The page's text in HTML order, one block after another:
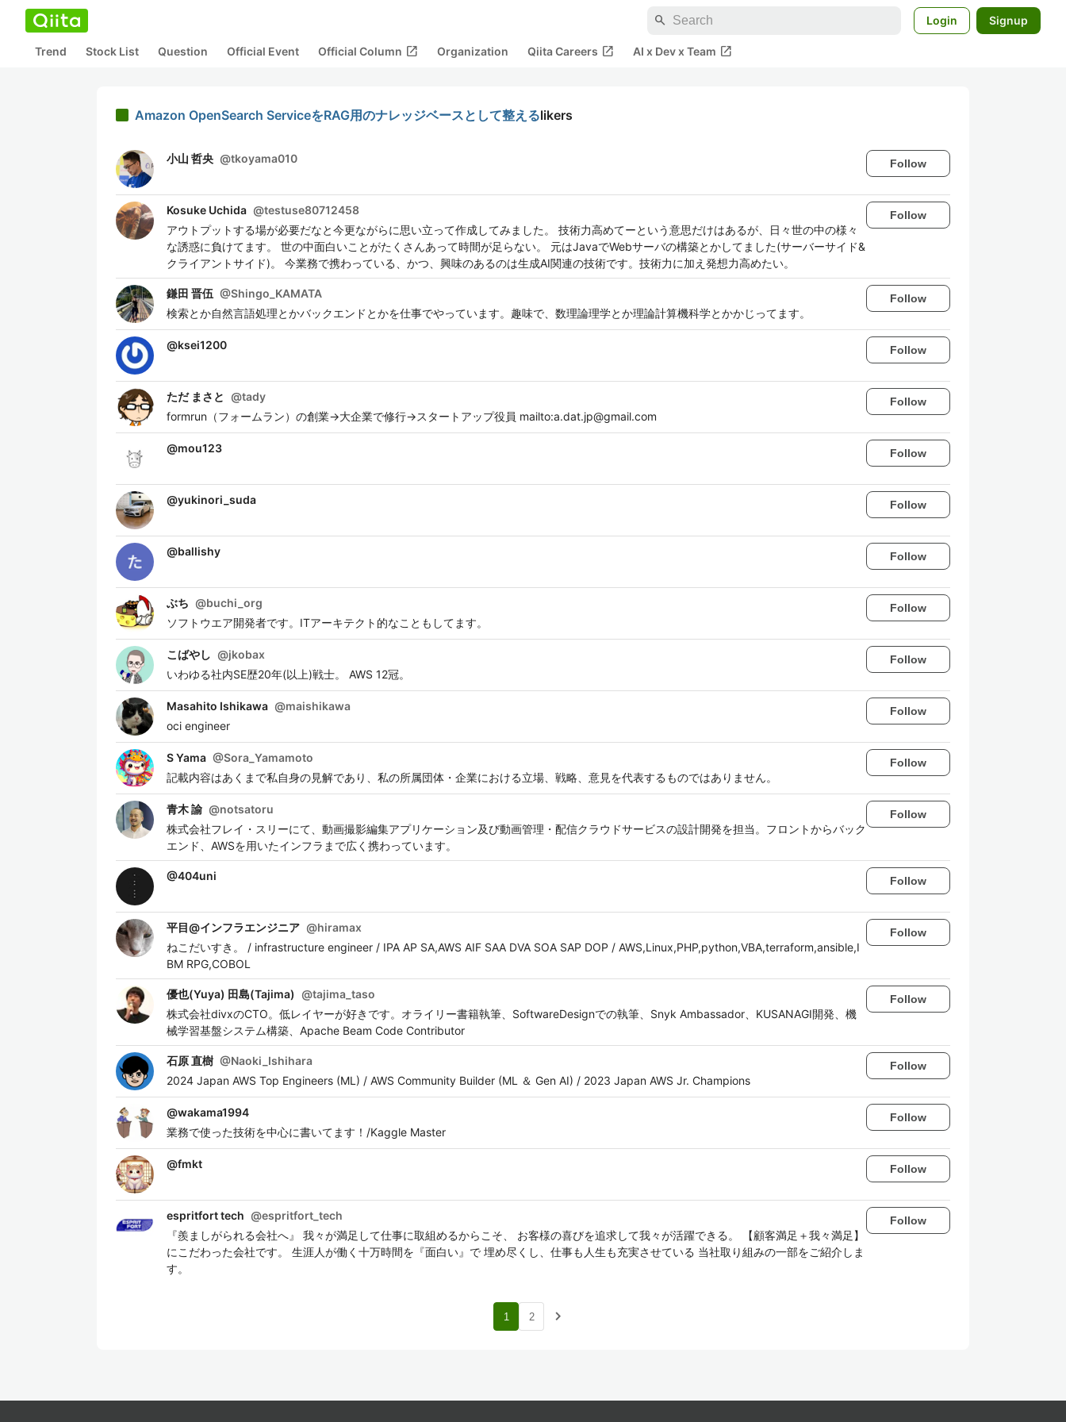
search Login Signup
Trend Stock List Question Official Event Official Column open_in_new Organization Qiita Careers open_in_new AI x Dev x Team open_in_new
Amazon OpenSearch ServiceをRAG用のナレッジベースとして整えるlikers
小山 哲央 @tkoyama010 Follow
Kosuke Uchida @testuse80712458
アウトプットする場が必要だなと今更ながらに思い立って作成してみました。 技術力高めてーという意思だけはあるが、日々世の中の様々
な誘惑に負けてます。 世の中面白いことがたくさんあって時間が足らない。 元はJavaでWebサーバの構築とかしてました(サーバーサイド&
クライアントサイド)。 今業務で携わっている、かつ、興味のあるのは生成AI関連の技術です。技術力に加え発想力高めたい。
Follow
鎌田 晋伍 @Shingo_KAMATA
検索とか自然言語処理とかバックエンドとかを仕事でやっています。趣味で、数理論理学とか理論計算機科学とかかじってます。
Follow
@ksei1200 Follow
ただ まさと @tady
formrun（フォームラン）の創業→大企業で修行→スタートアップ役員 mailto:a.dat.jp@gmail.com
Follow
@mou123 Follow
@yukinori_suda Follow
@ballishy Follow
ぶち @buchi_org
ソフトウエア開発者です。ITアーキテクト的なこともしてます。
Follow
こばやし @jkobax
いわゆる社内SE歴20年(以上)戦士。 AWS 12冠。
Follow
Masahito Ishikawa @maishikawa
oci engineer
Follow
S Yama @Sora_Yamamoto
記載内容はあくまで私自身の見解であり、私の所属団体・企業における立場、戦略、意見を代表するものではありません。
Follow
青木 諭 @notsatoru
株式会社フレイ・スリーにて、動画撮影編集アプリケーション及び動画管理・配信クラウドサービスの設計開発を担当。フロントからバック
エンド、AWSを用いたインフラまで広く携わっています。
Follow
@404uni Follow
平目@インフラエンジニア @hiramax
ねこだいすき。 / infrastructure engineer / IPA AP SA,AWS AIF SAA DVA SOA SAP DOP / AWS,Linux,PHP,python,VBA,terraform,ansible,I
BM RPG,COBOL
Follow
優也(Yuya) 田島(Tajima) @tajima_taso
株式会社divxのCTO。低レイヤーが好きです。オライリー書籍執筆、SoftwareDesignでの執筆、Snyk Ambassador、KUSANAGI開発、機
械学習基盤システム構築、Apache Beam Code Contributor
Follow
石原 直樹 @Naoki_Ishihara
2024 Japan AWS Top Engineers (ML) / AWS Community Builder (ML ＆ Gen AI) / 2023 Japan AWS Jr. Champions
Follow
@wakama1994
業務で使った技術を中心に書いてます！/Kaggle Master
Follow
@fmkt Follow
espritfort tech @espritfort_tech
『羨ましがられる会社へ』 我々が満足して仕事に取組めるからこそ、 お客様の喜びを追求して我々が活躍できる。 【顧客満足＋我々満足】
にこだわった会社です。 生涯人が働く十万時間を『面白い』で 埋め尽くし、仕事も人生も充実させている 当社取り組みの一部をご紹介しま
す。
Follow
1 2 navigate_next